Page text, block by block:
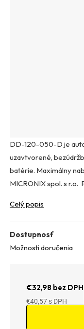
DD-120-050-D je
uzavtvorené,
batérie. Maximálny
MICRONIX spol. s r.o.
Celý popis
Dostupnosť
Možnosti doručenia
€32,98 bez DPH
€40,57